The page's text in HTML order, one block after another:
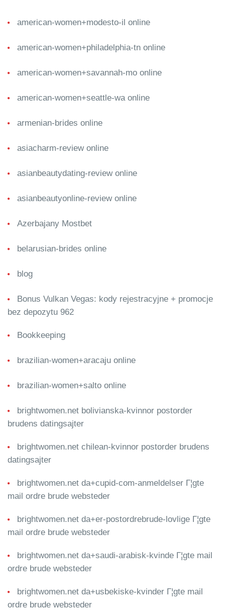
american-women+modesto-il online
american-women+philadelphia-tn online
american-women+savannah-mo online
american-women+seattle-wa online
armenian-brides online
asiacharm-review online
asianbeautydating-review online
asianbeautyonline-review online
Azerbajany Mostbet
belarusian-brides online
blog
Bonus Vulkan Vegas: kody rejestracyjne + promocje
bez depozytu 962
Bookkeeping
brazilian-women+aracaju online
brazilian-women+salto online
brightwomen.net bolivianska-kvinnor postorder
brudens datingsajter
brightwomen.net chilean-kvinnor postorder brudens
datingsajter
brightwomen.net da+cupid-com-anmeldelser Г¦gte
mail ordre brude websteder
brightwomen.net da+er-postordrebrude-lovlige Г¦gte
mail ordre brude websteder
brightwomen.net da+saudi-arabisk-kvinde Г¦gte mail
ordre brude websteder
brightwomen.net da+usbekiske-kvinder Г¦gte mail
ordre brude websteder